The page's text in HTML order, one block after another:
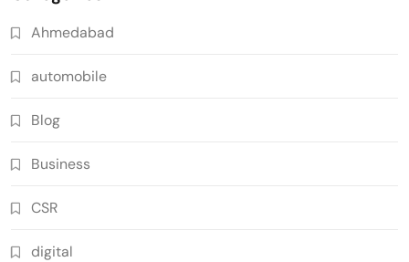
Ahmedabad
automobile
Blog
Business
CSR
digital